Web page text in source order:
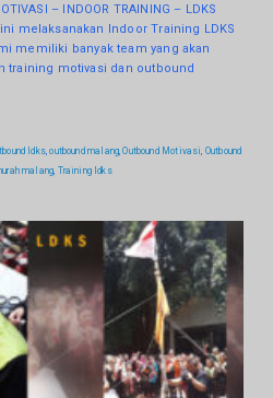
– INDOOR TRAINING – LDKS
melaksanakan Indoor Training LDKS
memiliki banyak team yang akan
training motivasi dan outbound
ldks,outbound malang,Outbound Motivasi, Outbound
malang, Training ldks